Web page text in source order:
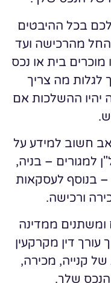
לכם בכל ההיבטים
מהרכישה ועד
בית או נכס
לגלות מה צריך
יהיו ההשלכות אם
חשוב למידע על
למגורים – בניה,
– בנוסף לעסקאות
ורכישה.
ומשתנים ממדינה
דין מקרקעין
של קנייה, מכירה,
שלך.